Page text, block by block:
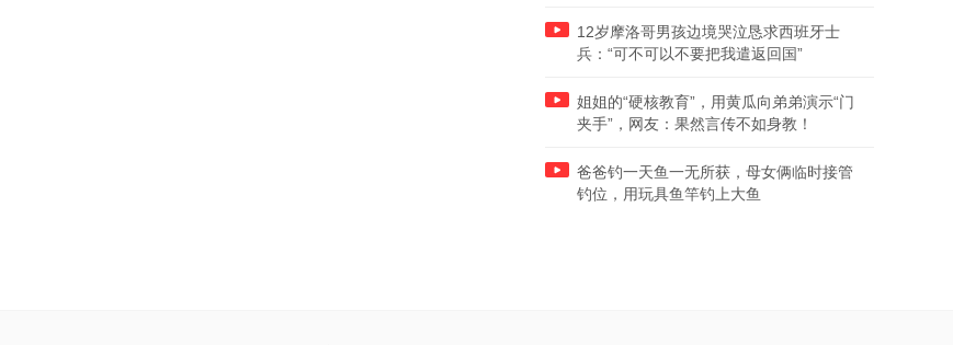
12岁摩洛哥男孩边境哭泣恳求西班牙士
兵：“可不可以不要把我遣返回国”
姐姐的“硬核教育”，用黄瓜向弟弟演示“门
夹手”，网友：果然言传不如身教！
爸爸钓一天鱼一无所获，母女俩临时接管
钓位，用玩具鱼竿钓上大鱼